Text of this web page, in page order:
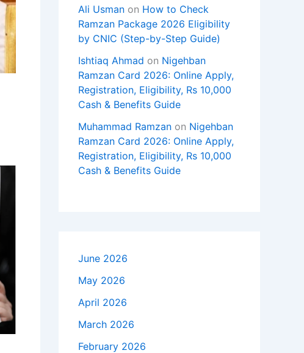
Ali Usman on How to Check
Ramzan Package 2026 Eligibility
by CNIC (Step-by-Step Guide)
Ishtiaq Ahmad on Nigehban
Ramzan Card 2026: Online Apply,
Registration, Eligibility, Rs 10,000
Cash & Benefits Guide
Muhammad Ramzan on Nigehban
Ramzan Card 2026: Online Apply,
Registration, Eligibility, Rs 10,000
Cash & Benefits Guide
June 2026
May 2026
April 2026
March 2026
February 2026